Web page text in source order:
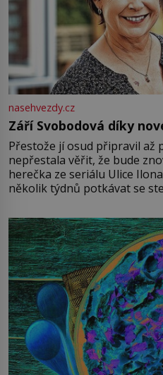
nasehvezdy.cz
Září Svobodová díky
Přestože jí osud připravil až
nepřestala věřit, že bude znovu
herečka ze seriálu Ulice
několik týdnů potkávat se